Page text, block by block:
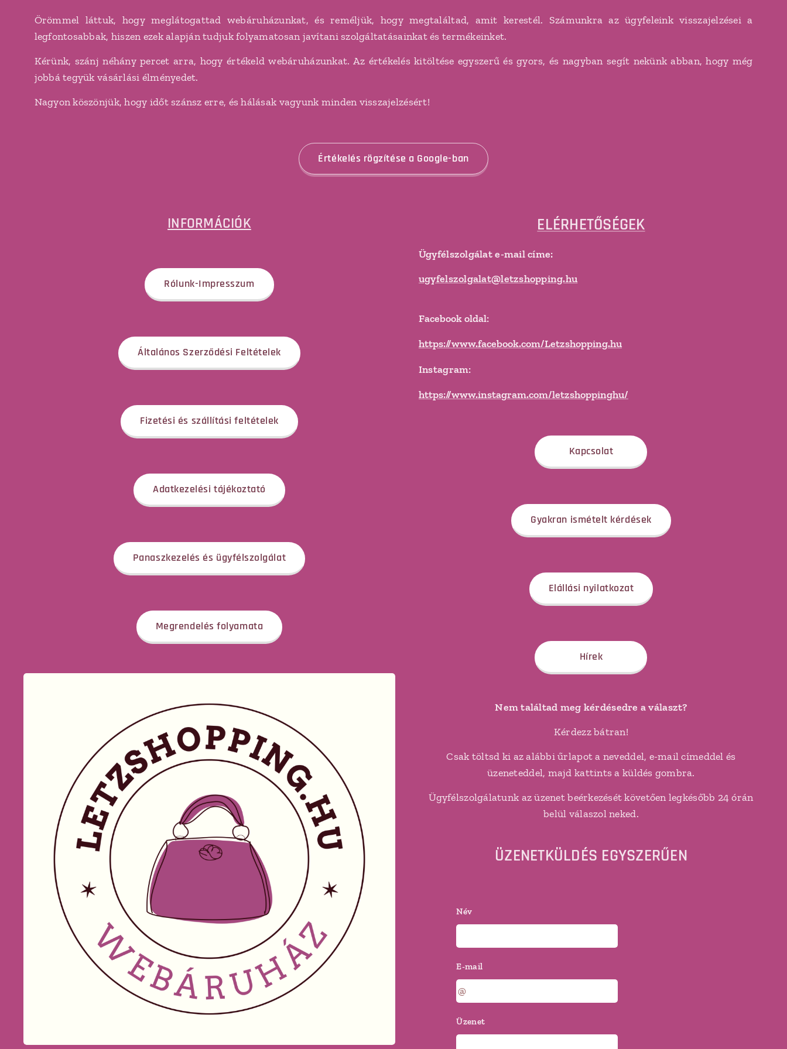
Örömmel láttuk, hogy meglátogattad webáruházunkat, és reméljük, hogy megtaláltad, amit kerestél. Számunkra az ügyfeleink visszajelzései a
legfontosabbak, hiszen ezek alapján tudjuk folyamatosan javítani szolgáltatásainkat és termékeinket.
Kérünk, szánj néhány percet arra, hogy értékeld webáruházunkat. Az értékelés kitöltése egyszerű és gyors, és nagyban segít nekünk abban, hogy még
jobbá tegyük vásárlási élményedet.
Nagyon köszönjük, hogy időt szánsz erre, és hálásak vagyunk minden visszajelzésért!
Értékelés rögzítése a Google-ban
INFORMÁCIÓK
Rólunk-Impresszum
Általános Szerződési Feltételek
Fizetési és szállítási feltételek
Adatkezelési tájékoztató
Panaszkezelés és ügyfélszolgálat
Megrendelés folyamata
ELÉRHETŐSÉGEK
Ügyfélszolgálat e-mail címe:
ugyfelszolgalat@letzshopping.hu
Facebook oldal:
https://www.facebook.com/Letzshopping.hu
Instagram:
https://www.instagram.com/letzshoppinghu/
Kapcsolat
Gyakran ismételt kérdések
Elállási nyilatkozat
Hírek
Nem találtad meg kérdésedre a választ?
Kérdezz bátran!
Csak töltsd ki az alábbi űrlapot a neveddel, e-mail címeddel és
üzeneteddel, majd kattints a küldés gombra.
Ügyfélszolgálatunk az üzenet beérkezését követően legkésőbb 24 órán
belül válaszol neked.
ÜZENETKÜLDÉS EGYSZERŰEN
Név
E-mail
Üzenet